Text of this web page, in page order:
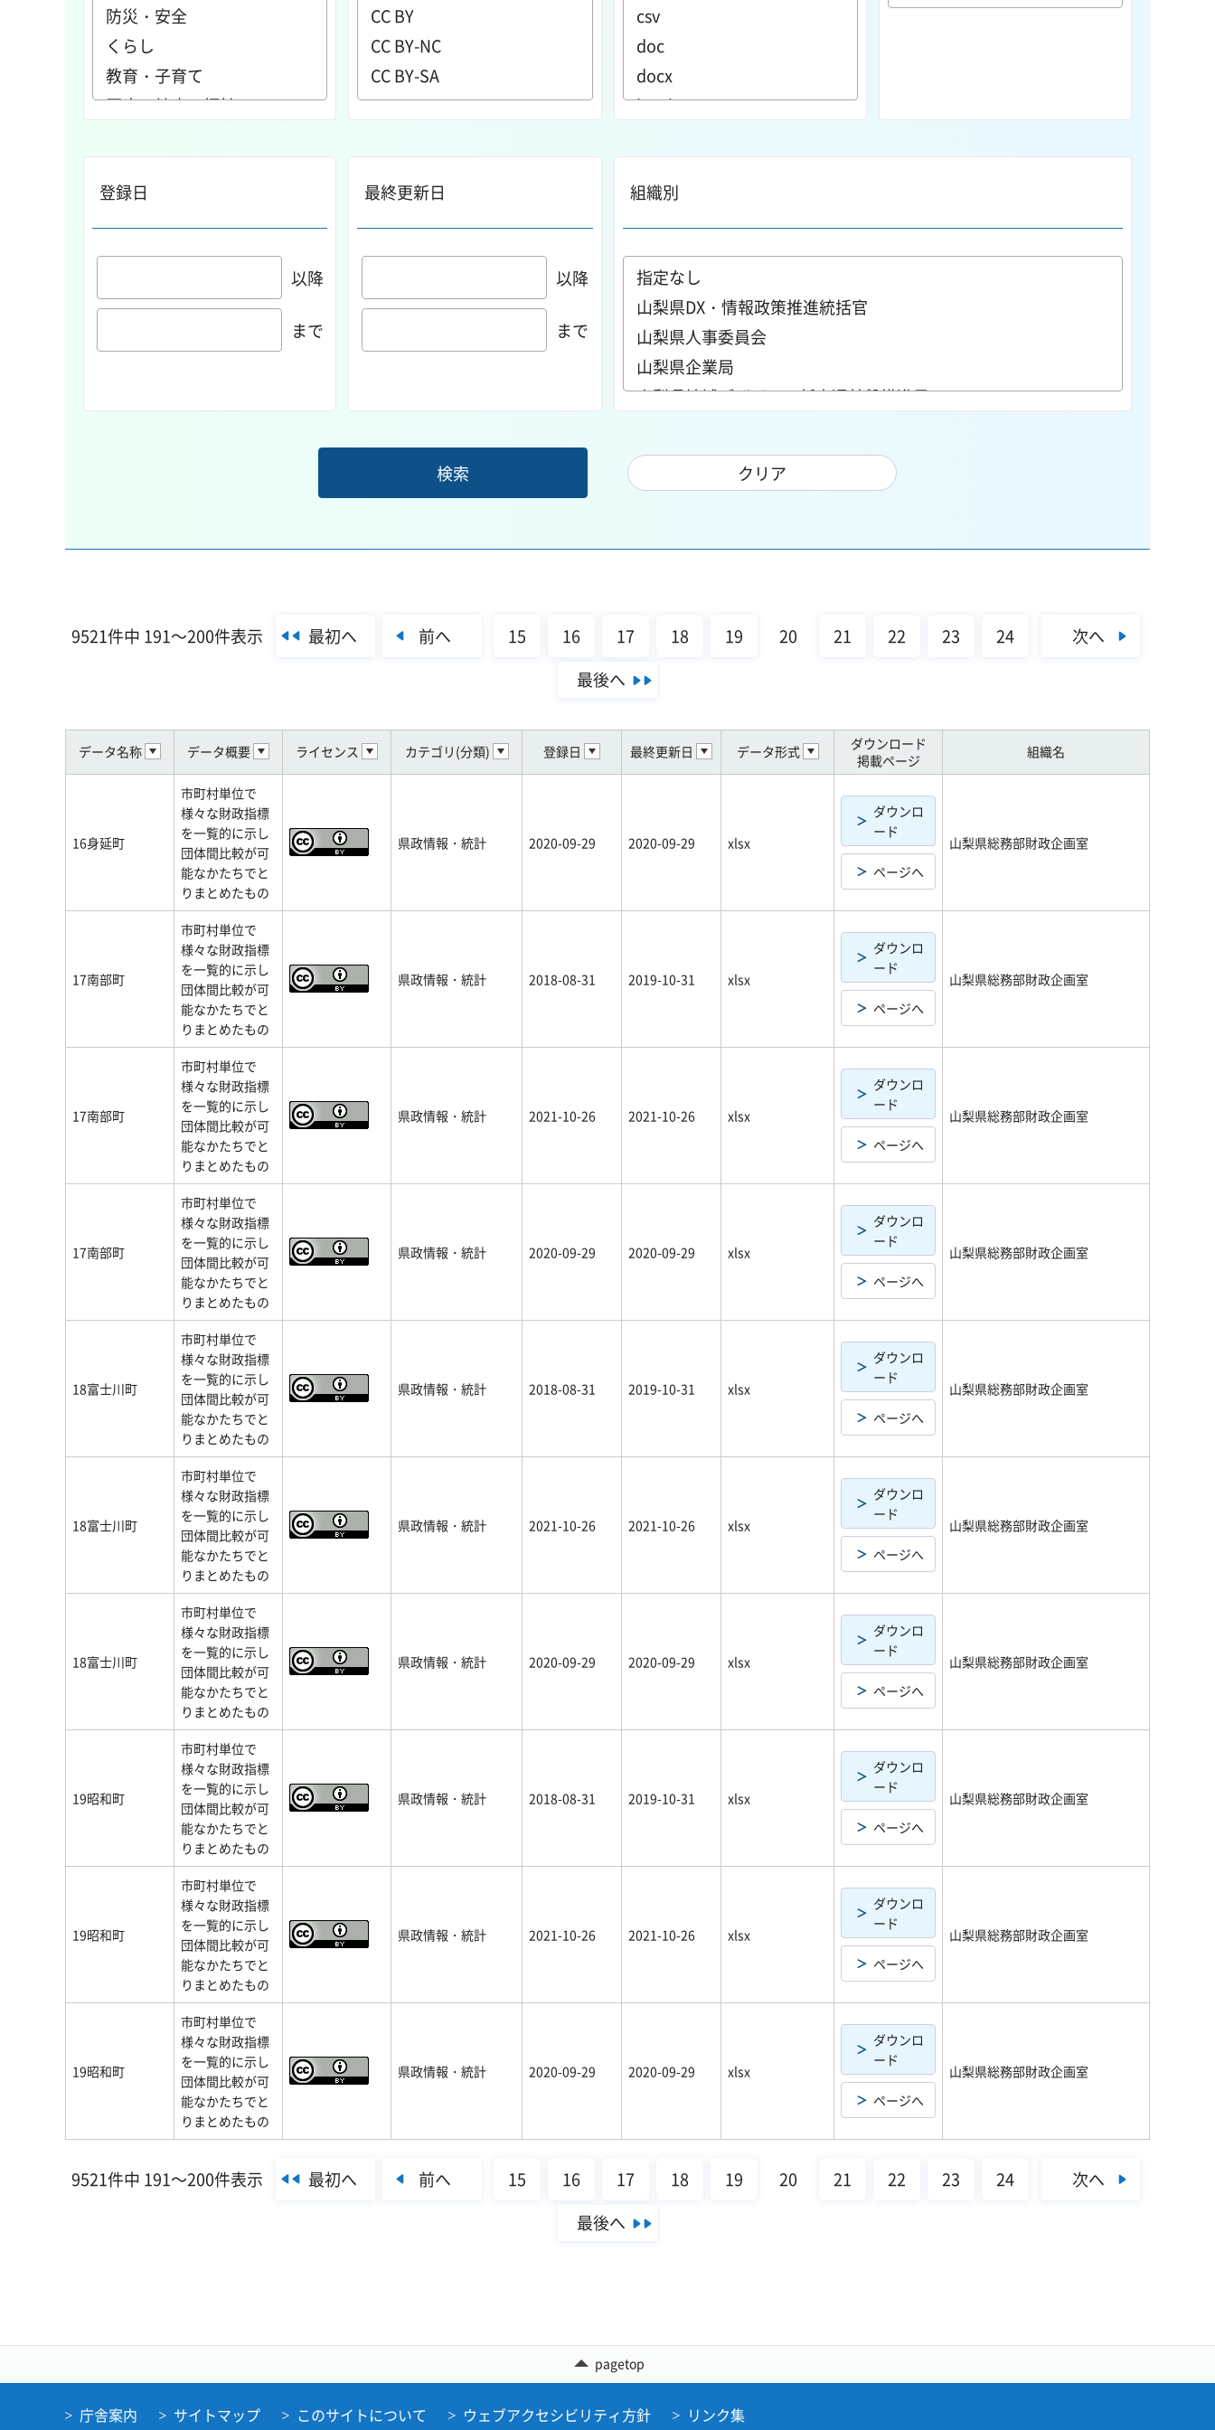
登録日
以降
まで
最終更新日
以降
まで
組織別
9521件中 191～200件表示 最初へ 前へ 15 16 17 18 19 20 21 22 23 24
次へ
最後へ
データ名称 データ概要 ライセンス カテゴリ(分類) 登録日 最終更新日 データ形式
ダウンロード
掲載ページ
組織名
16身延町
市町村単位で
様々な財政指標
を一覧的に示し
団体間比較が可
能なかたちでと
りまとめたもの
県政情報・統計 2020-09-29 2020-09-29 xlsx
ダウンロ
ード
ページへ
山梨県総務部財政企画室
17南部町
市町村単位で
様々な財政指標
を一覧的に示し
団体間比較が可
能なかたちでと
りまとめたもの
県政情報・統計 2018-08-31 2019-10-31 xlsx
ダウンロ
ード
ページへ
山梨県総務部財政企画室
17南部町
市町村単位で
様々な財政指標
を一覧的に示し
団体間比較が可
能なかたちでと
りまとめたもの
県政情報・統計 2021-10-26 2021-10-26 xlsx
ダウンロ
ード
ページへ
山梨県総務部財政企画室
17南部町
市町村単位で
様々な財政指標
を一覧的に示し
団体間比較が可
能なかたちでと
りまとめたもの
県政情報・統計 2020-09-29 2020-09-29 xlsx
ダウンロ
ード
ページへ
山梨県総務部財政企画室
18富士川町
市町村単位で
様々な財政指標
を一覧的に示し
団体間比較が可
能なかたちでと
りまとめたもの
県政情報・統計 2018-08-31 2019-10-31 xlsx
ダウンロ
ード
ページへ
山梨県総務部財政企画室
18富士川町
市町村単位で
様々な財政指標
を一覧的に示し
団体間比較が可
能なかたちでと
りまとめたもの
県政情報・統計 2021-10-26 2021-10-26 xlsx
ダウンロ
ード
ページへ
山梨県総務部財政企画室
18富士川町
市町村単位で
様々な財政指標
を一覧的に示し
団体間比較が可
能なかたちでと
りまとめたもの
県政情報・統計 2020-09-29 2020-09-29 xlsx
ダウンロ
ード
ページへ
山梨県総務部財政企画室
19昭和町
市町村単位で
様々な財政指標
を一覧的に示し
団体間比較が可
能なかたちでと
りまとめたもの
県政情報・統計 2018-08-31 2019-10-31 xlsx
ダウンロ
ード
ページへ
山梨県総務部財政企画室
19昭和町
市町村単位で
様々な財政指標
を一覧的に示し
団体間比較が可
能なかたちでと
りまとめたもの
県政情報・統計 2021-10-26 2021-10-26 xlsx
ダウンロ
ード
ページへ
山梨県総務部財政企画室
19昭和町
市町村単位で
様々な財政指標
を一覧的に示し
団体間比較が可
能なかたちでと
りまとめたもの
県政情報・統計 2020-09-29 2020-09-29 xlsx
ダウンロ
ード
ページへ
山梨県総務部財政企画室
9521件中 191～200件表示 最初へ 前へ 15 16 17 18 19 20 21 22 23 24
次へ
最後へ
pagetop
庁舎案内 サイトマップ このサイトについて ウェブアクセシビリティ方針 リンク集